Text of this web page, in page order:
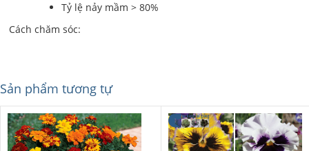
Tỷ lệ nảy mầm > 80%
Cách chăm sóc:
Sản phẩm tương tự